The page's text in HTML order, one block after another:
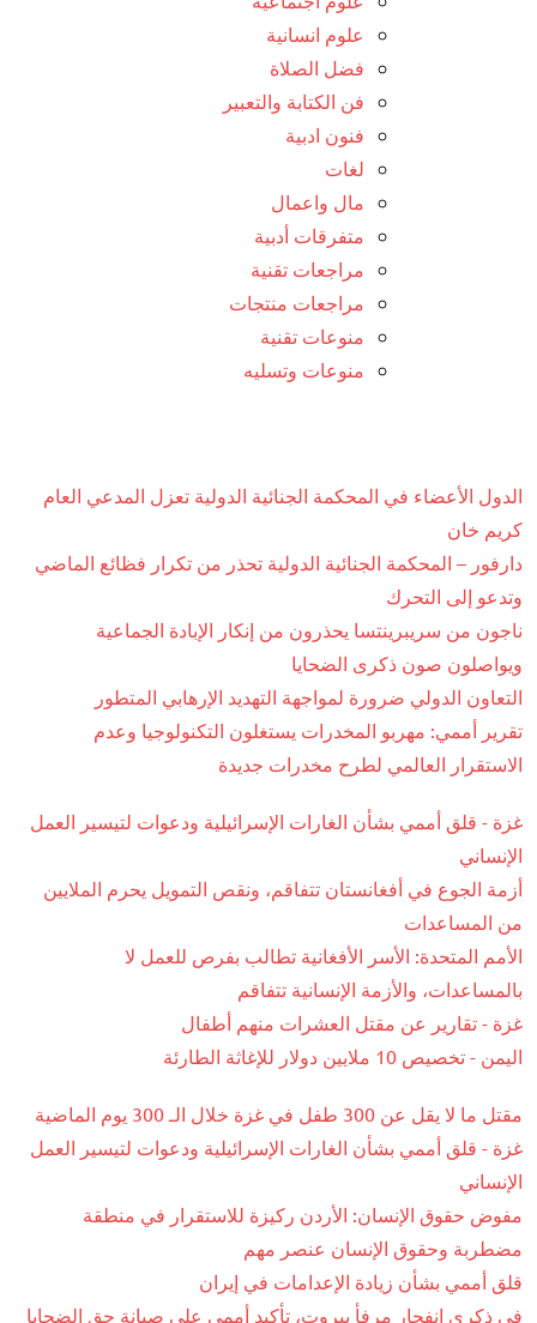
علوم انسانية
فضل الصلاة
فن الكتابة والتعبير
فنون ادبية
لغات
مال واعمال
متفرقات أدبية
مراجعات تقنية
مراجعات منتجات
منوعات تقنية
منوعات وتسليه
الدول الأعضاء في المحكمة الجنائية الدولية تعزل المدعي العام
كريم خان
دارفور – المحكمة الجنائية الدولية تحذر من تكرار فظائع الماضي
وتدعو إلى التحرك
ناجون من سريبرينتسا يحذرون من إنكار الإبادة الجماعية
ويواصلون صون ذكرى الضحايا
التعاون الدولي ضرورة لمواجهة التهديد الإرهابي المتطور
تقرير أممي: مهربو المخدرات يستغلون التكنولوجيا وعدم
الاستقرار العالمي لطرح مخدرات جديدة
غزة - قلق أممي بشأن الغارات الإسرائيلية ودعوات لتيسير العمل
الإنساني
أزمة الجوع في أفغانستان تتفاقم، ونقص التمويل يحرم الملايين
من المساعدات
الأمم المتحدة: الأسر الأفغانية تطالب بفرص للعمل لا
بالمساعدات، والأزمة الإنسانية تتفاقم
غزة - تقارير عن مقتل العشرات منهم أطفال
اليمن - تخصيص 10 ملايين دولار للإغاثة الطارئة
مقتل ما لا يقل عن 300 طفل في غزة خلال الـ 300 يوم الماضية
غزة - قلق أممي بشأن الغارات الإسرائيلية ودعوات لتيسير العمل
الإنساني
مفوض حقوق الإنسان: الأردن ركيزة للاستقرار في منطقة
مضطربة وحقوق الإنسان عنصر مهم
قلق أممي بشأن زيادة الإعدامات في إيران
في ذكرى انفجار مرفأ بيروت، تأكيد أممي على صيانة حق الضحايا